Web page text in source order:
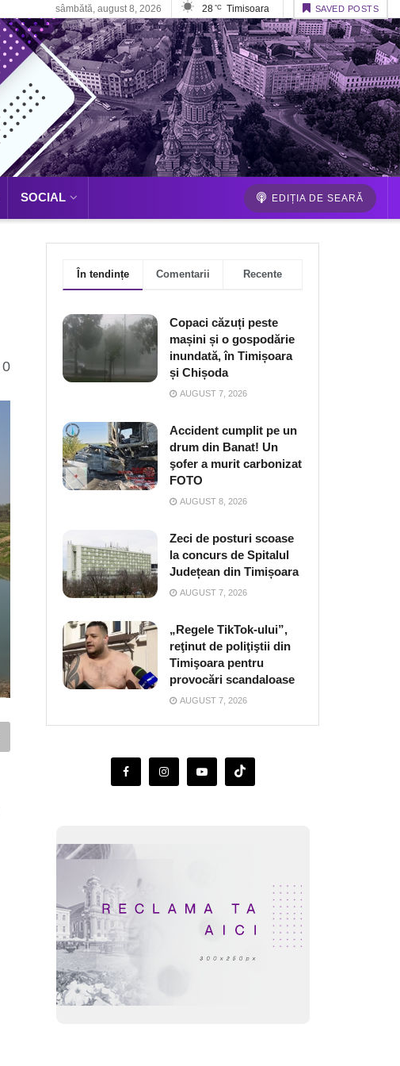
sâmbătă, august 8, 2026 28 °C Timisoara SAVED POSTS
SOCIAL EDIȚIA DE SEARĂ
0
În tendințe Comentarii Recente
Copaci căzuți peste
mașini și o gospodărie
inundată, în Timișoara
și Chișoda
AUGUST 7, 2026
Accident cumplit pe un
drum din Banat! Un
şofer a murit carbonizat
FOTO
AUGUST 8, 2026
Zeci de posturi scoase
la concurs de Spitalul
Județean din Timișoara
AUGUST 7, 2026
„Regele TikTok-ului”,
reţinut de poliţiştii din
Timişoara pentru
provocări scandaloase
AUGUST 7, 2026